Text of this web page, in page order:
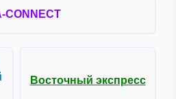
CONNECT
Восточный экспресс